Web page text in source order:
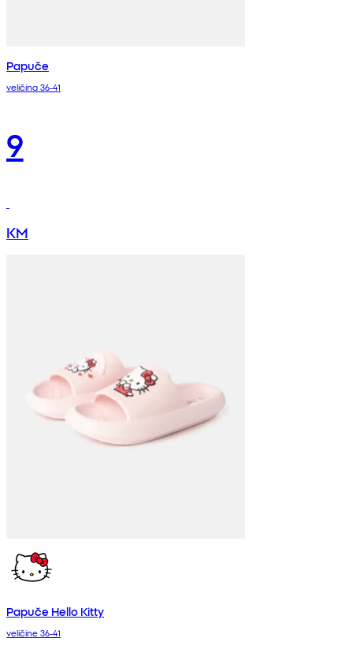
Papuče
veličina 36-41
9
KM
Papuče Hello Kitty
veličine 36-41